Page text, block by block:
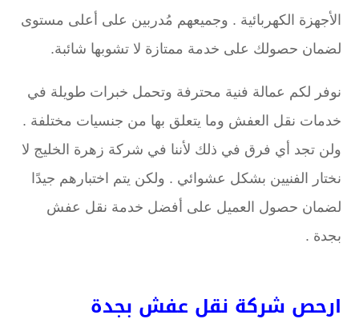
الأجهزة الكهربائية . وجميعهم مُدربين على أعلى مستوى
لضمان حصولك على خدمة ممتازة لا تشوبها شائبة.
نوفر لكم عمالة فنية محترفة وتحمل خبرات طويلة في
خدمات نقل العفش وما يتعلق بها من جنسيات مختلفة .
ولن تجد أي فرق في ذلك لأننا في شركة زهرة الخليج لا
نختار الفنيين بشكل عشوائي . ولكن يتم اختبارهم جيدًا
لضمان حصول العميل على أفضل خدمة نقل عفش
بجدة .
ارحص شركة نقل عفش بجدة